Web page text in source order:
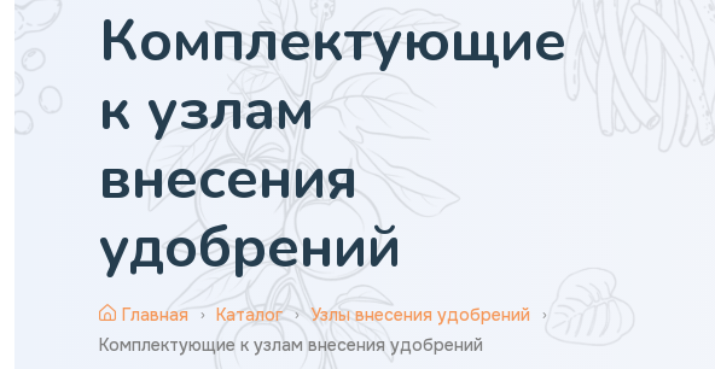
Комплектующие
к узлам
внесения
удобрений
Главная Каталог
Узлы внесения удобрений
Комплектующие к узлам внесения удобрений